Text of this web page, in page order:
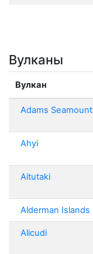
Вулканы
Вулкан
Adams Seamount
Ahyi
Aitutaki
Alderman Islands
Alicudi